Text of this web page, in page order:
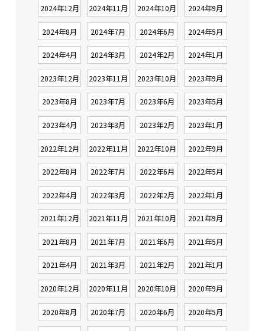
2024年12月 2024年11月 2024年10月 2024年9月
2024年8月 2024年7月 2024年6月 2024年5月
2024年4月 2024年3月 2024年2月 2024年1月
2023年12月 2023年11月 2023年10月 2023年9月
2023年8月 2023年7月 2023年6月 2023年5月
2023年4月 2023年3月 2023年2月 2023年1月
2022年12月 2022年11月 2022年10月 2022年9月
2022年8月 2022年7月 2022年6月 2022年5月
2022年4月 2022年3月 2022年2月 2022年1月
2021年12月 2021年11月 2021年10月 2021年9月
2021年8月 2021年7月 2021年6月 2021年5月
2021年4月 2021年3月 2021年2月 2021年1月
2020年12月 2020年11月 2020年10月 2020年9月
2020年8月 2020年7月 2020年6月 2020年5月